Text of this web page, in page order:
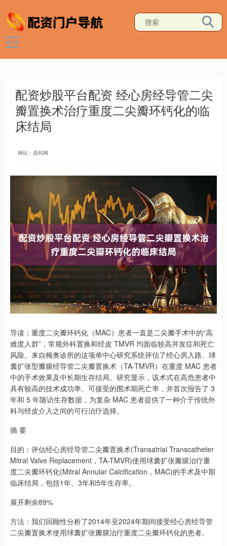
配资炒股平台配资 经心房经导管二尖
瓣置换术治疗重度二尖瓣环钙化的临
床结局
网站：鼎和网
导读：重度二尖瓣环钙化（MAC）患者一直是二尖瓣手术中的“高
难度人群”，常规外科置换和经皮 TMVR 均面临较高并发症和死亡
风险。来自梅奥诊所的这项单中心研究系统评估了经心房入路、球
囊扩张型瓣膜经导管二尖瓣置换术（TA-TMVR）在重度 MAC 患者
中的手术效果及中长期生存结局。研究显示，该术式在高危患者中
具有较高的技术成功率、可接受的围术期死亡率，并首次报告了 3
年和 5 年随访生存数据，为复杂 MAC 患者提供了一种介于传统外
科与经皮介入之间的可行治疗选择。
摘 要
目的：评估经心房经导管二尖瓣置换术(Transatrial Transcatheter
Mitral Valve Replacement，TA-TMVR)使用球囊扩张瓣膜治疗重
度二尖瓣环钙化(Mitral Annular Calcification，MAC)的手术及中期
临床结局，包括1年、3年和5年生存率。
展开剩余89%
方法：我们回顾性分析了2014年至2024年期间接受经心房经导管
二尖瓣置换术使用球囊扩张瓣膜治疗重度二尖瓣环钙化的患者。